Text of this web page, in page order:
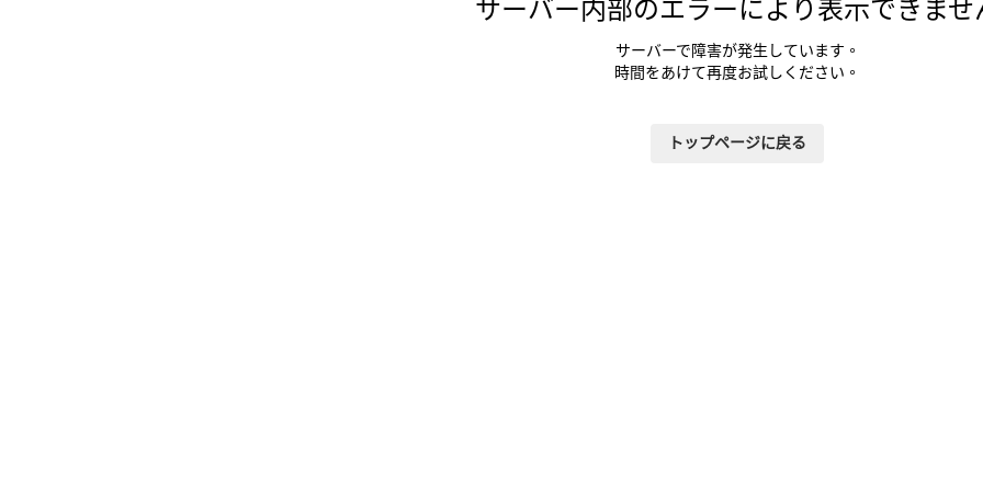
サーバー内部のエラーにより表示できませ
サーバーで障害が発生しています。
時間をあけて再度お試しください。
トップページに戻る